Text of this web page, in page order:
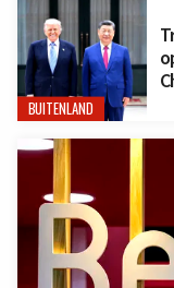
BUITENLAND